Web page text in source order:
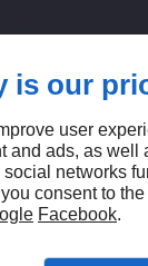
Mentions
is our
user
and ads, as well
networks
consent to
Facebook.